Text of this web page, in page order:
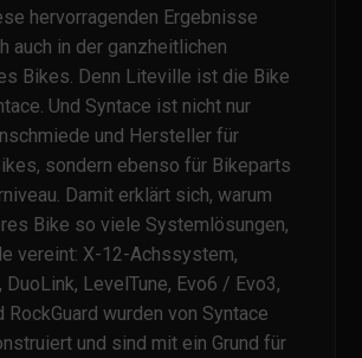
hervorragenden Ergebnisse
auch in der ganzheitlichen
Bikes. Denn Liteville ist die Bike
Und Syntace ist nicht nur
und Hersteller für
sondern ebenso für Bikeparts
Damit erklärt sich, warum
Bike so viele Systemlösungen,
vereint: X-12-Achssystem,
DuoLink, LevelTune, Evo6 / Evo3,
RockGuard wurden von Syntace
und sind mit ein Grund für